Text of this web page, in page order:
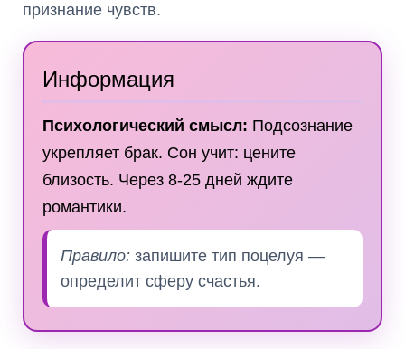
признание чувств.
Информация
Психологический смысл: Подсознание
укрепляет брак. Сон учит: цените
близость. Через 8-25 дней ждите
романтики.
Правило: запишите тип поцелуя —
определит сферу счастья.